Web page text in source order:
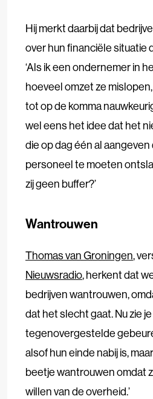
Hij merkt daarbij dat
over hun financiële situatie
‘Als ik een ondernemer in
hoeveel omzet ze
tot op de komma
wel eens het idee dat het
die op dag één al
personeel te moeten
zij geen buffer?’
Wantrouwen
Thomas van Groningen,
Nieuwsradio, herkent dat
bedrijven wantrouwen,
dat het slecht gaat. Nu zie
tegenovergestelde
alsof hun einde nabij is,
beetje wantrouwen omdat
willen van de overheid.’